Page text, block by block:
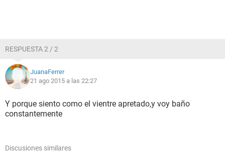
RESPUESTA 2 / 2
JuanaFerrer
21 ago 2015 a las 22:27
Y porque siento como el vientre apretado,y voy baño
constantemente
Discusiones similares